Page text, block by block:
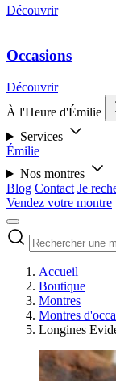
Découvrir
Occasions
Découvrir
À l'Heure d'Émilie
Services
Émilie
Nos montres
Blog Contact Je
Vendez votre montre
Accueil
Boutique
Montres
Montres
Longines